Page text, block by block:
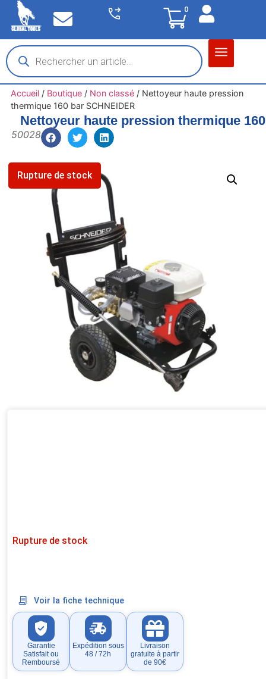
0
Accueil/ Boutique/ Non classé/ Nettoyeur haute pression
thermique 160 bar SCHNEIDER
Rupture de stock
Nettoyeur haute pression thermique
50028
Rupture de stock
Voir la fiche technique
Garantie
Satisfait ou
Remboursé
Expédition sous
48 / 72h
Livraison
gratuite à partir
de 90€